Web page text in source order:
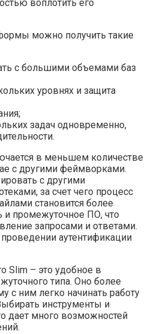
воплотить его
можно получить такие
с большими объемами баз
уровнях и защита
задач одновременно,
в меньшем количестве
с другими феймворками.
с другими
за счет чего процесс
становится более
промежуточное ПО, что
запросами и ответами.
аутентификации
Slim – это удобное в
типа. Оно более
с ним легко начинать работу
инструменты и
дает много возможностей